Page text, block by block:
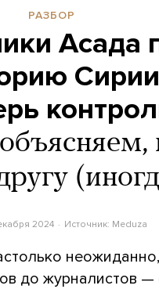
РАЗБОР
Асада
2024 Источник: Meduza
до журналистов —